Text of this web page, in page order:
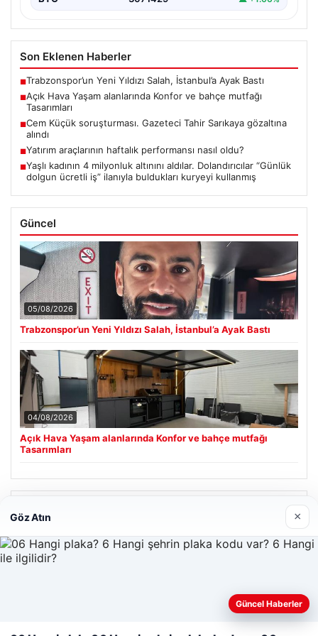
Son Eklenen Haberler
■Trabzonspor’un Yeni Yıldızı Salah, İstanbul’a Ayak Bastı
■Açık Hava Yaşam alanlarında Konfor ve bahçe mutfağı
Tasarımları
■Cem Küçük soruşturması. Gazeteci Tahir Sarıkaya gözaltına
alındı
■Yatırım araçlarının haftalık performansı nasıl oldu?
■Yaşlı kadının 4 milyonluk altınını aldılar. Dolandırıcılar “Günlük
dolgun ücretli iş” ilanıyla buldukları kuryeyi kullanmış
Güncel
05/08/2026
Trabzonspor’un Yeni Yıldızı Salah, İstanbul’a Ayak Bastı
04/08/2026
Açık Hava Yaşam alanlarında Konfor ve bahçe mutfağı
Tasarımları
Web sitemizi nasıl kullandığınızı daha iyi anlayabilmek,
Göz Atın ×
Güncel Haberler